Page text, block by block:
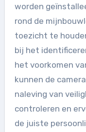
worden
rond de
toezicht te
bij het
het voorkomen
kunnen de
naleving van
controleren en
de juiste